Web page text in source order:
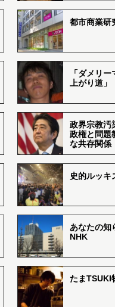
都市商業研
「ダメリ
上がり道」
政界宗教汚
政権と問題
な共存関係
史的ルッキ
あなたの知
NHK
たまTSUKI